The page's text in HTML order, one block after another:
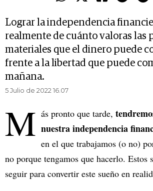
Lograr la independencia
realmente de cuánto valoras las
materiales que el dinero puede
frente a la libertad que puede
mañana.
5 Julio de 2022 16.07
M ás pronto que tarde,
nuestra independencia
en el que trabajamos (o no)
no porque tengamos que hacerlo. Estos
seguir para convertir este sueño en